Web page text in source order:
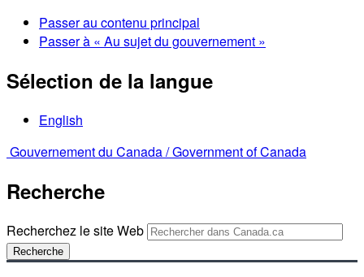
Passer au contenu principal
Passer à « Au sujet du gouvernement »
Sélection de la langue
English
Gouvernement du Canada /Government of Canada
Recherche
Recherchez le site Web
Recherche